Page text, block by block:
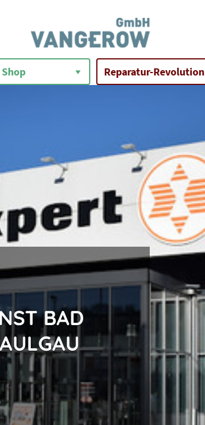
Reparatur-Revolution
BAD